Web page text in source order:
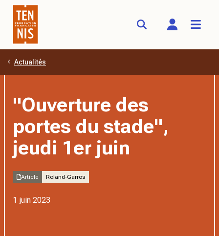
Aller au contenu principal
Actualités
"Ouverture des
portes du stade",
jeudi 1er juin
Article Roland-Garros
1 juin 2023